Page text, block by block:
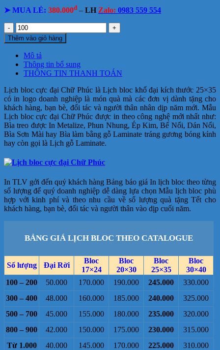
➤ MUA LẺ: 380.000đ – LH Zalo: 0983 559 554
Lịch
bloc
cực
đại
Chữ
Phúc
lượng
Thêm vào giỏ hàng
Mô tả
Thông tin bổ sung
THÔNG TIN THANH TOÁN
Lịch bloc cực đại Chữ Phúc là Lịch bloc khổ đại kích thước 25×35
có in logo doanh nghiệp là món quà mà các đơn vị dành tặng cho
khách hàng, bạn bè, đối tác và người thân nhân dịp năm mới. Mẫu
Lịch bloc cực đại Chữ Phúc được in theo công nghệ mới nhất như:
Bìa treo được In Metalize, Phun Nhung, Ép Kim, Bế Nổi, Dán Nổi,
Bìa Sơn Mài hay Bìa làm bằng gỗ Laminate tráng gương bóng kính
hay còn gọi là Lịch gỗ Laminate.
In TLV gởi đến quý khách hàng Bảng báo giá In lịch bloc theo từng
số lượng để quý doanh nghiệp dễ dàng lựa chọn Mẫu lịch bloc phù
hợp với kinh phí và theo nhu cầu về số lượng quà tặng Tết cho
khách hàng, bạn bè, đối tác và người thân vào dịp cuối năm.
BẢNG GIÁ LỊCH BLOC THEO CATALOGUE
Số lượng Đại Rời
Bloc
17×24
Bloc
20×30
Bloc
25×35
Bloc
30×40
100 – 200
50.000 170.000 190.000 245.000
330.000
300 – 400
48.000 160.000 185.000 240.000
325.000
500 – 700
45.000 155.000 180.000 235.000
320.000
800 – 900
42.000 150.000 175.000 230.000
315.000
Từ 1.000
40.000 145.000 170.000 225.000
310.000